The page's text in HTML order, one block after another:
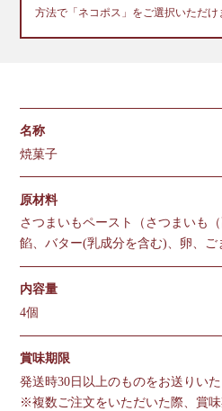
方法で「ネコポス」をご選択いただけ
名称
焼菓子
原材料
さつまいもペースト（さつまいも
餡、バター(乳成分を含む)、卵、ご
内容量
4個
賞味期限
発送時30日以上のものをお送りいた
※複数ご注文をいただいた際、賞